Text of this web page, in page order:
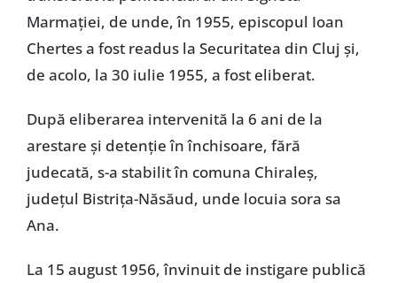
Marmaţiei, de unde, în 1955, episcopul Ioan
Chertes a fost readus la Securitatea din Cluj şi,
de acolo, la 30 iulie 1955, a fost eliberat.
După eliberarea intervenită la 6 ani de la
arestare şi detenţie în închisoare, fără
judecată, s-a stabilit în comuna Chiraleş,
judeţul Bistriţa-Năsăud, unde locuia sora sa
Ana.
La 15 august 1956, învinuit de instigare publică